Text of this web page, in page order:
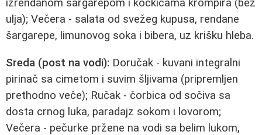
izrendanom šargarepom i kockicama krompira (bez
ulja); Večera - salata od svežeg kupusa, rendane
šargarepe, limunovog soka i bibera, uz krišku hleba.
Sreda (post na vodi): Doručak - kuvani integralni
pirinač sa cimetom i suvim šljivama (pripremljen
prethodno veče); Ručak - čorbica od sočiva sa
dosta crnog luka, paradajz sokom i lovorom;
Večera - pečurke pržene na vodi sa belim lukom,